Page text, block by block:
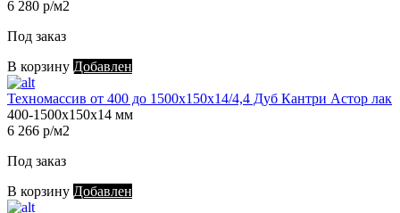
6 280 р/м2
Под заказ
В корзину Добавлен
Техномассив от 400 до 1500х150х14/4,4 Дуб Кантри Астор лак
400-1500х150х14 мм
6 266 р/м2
Под заказ
В корзину Добавлен